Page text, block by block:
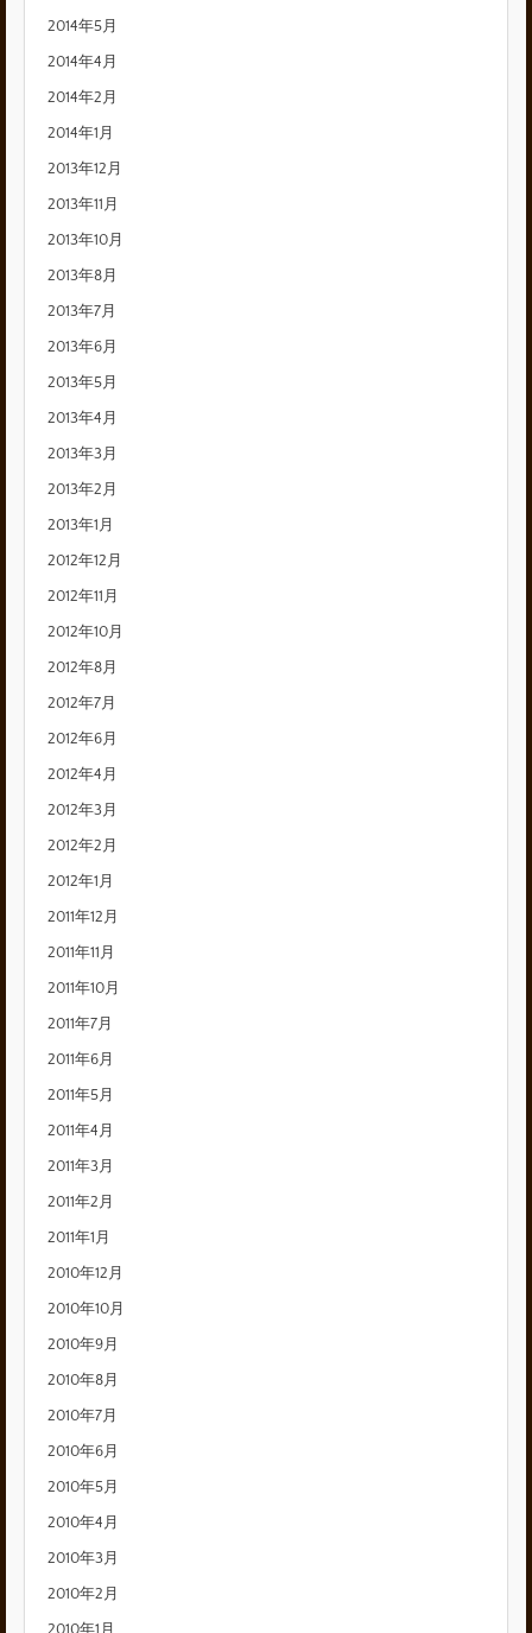
2014年5月
2014年4月
2014年2月
2014年1月
2013年12月
2013年11月
2013年10月
2013年8月
2013年7月
2013年6月
2013年5月
2013年4月
2013年3月
2013年2月
2013年1月
2012年12月
2012年11月
2012年10月
2012年8月
2012年7月
2012年6月
2012年4月
2012年3月
2012年2月
2012年1月
2011年12月
2011年11月
2011年10月
2011年7月
2011年6月
2011年5月
2011年4月
2011年3月
2011年2月
2011年1月
2010年12月
2010年10月
2010年9月
2010年8月
2010年7月
2010年6月
2010年5月
2010年4月
2010年3月
2010年2月
2010年1月